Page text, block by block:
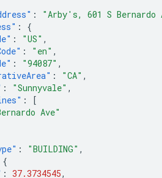
:
"Arby's, 601 S Bernardo
:
{
: "US" ,
: "en" ,
: "94087" ,
: "CA" ,
: "Sunnyvale" ,
:
[
Ave"
: "BUILDING" ,
{
: 37.3734545,